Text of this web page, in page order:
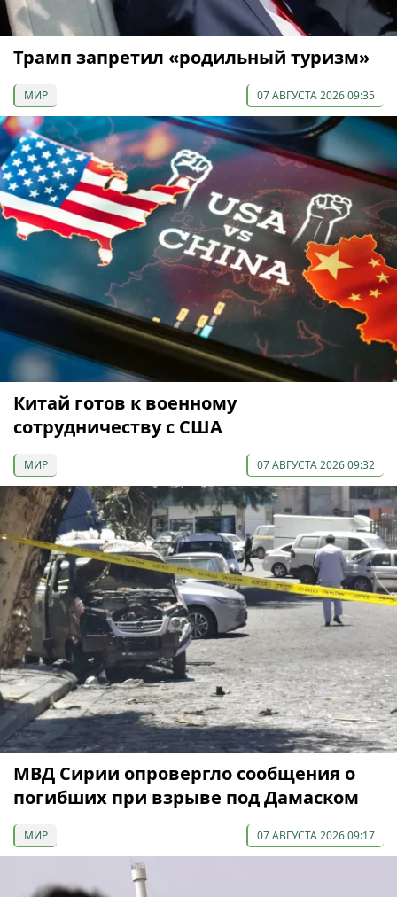
Трамп запретил «родильный туризм»
МИР 07 АВГУСТА 2026 09:35
Китай готов к военному
сотрудничеству с США
МИР 07 АВГУСТА 2026 09:32
МВД Сирии опровергло сообщения о
погибших при взрыве под Дамаском
МИР 07 АВГУСТА 2026 09:17